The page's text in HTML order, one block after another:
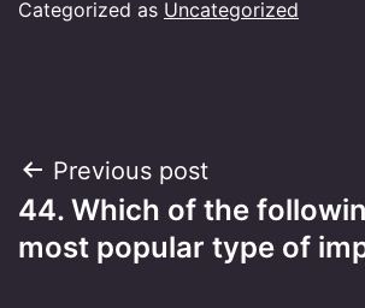
Categorized as Uncategorized
Post
navigation
Previous post
44. Which of the
most popular type of